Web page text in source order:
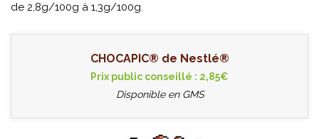
de 2,8g/100g à 1,3g/100g.
CHOCAPIC® de Nestlé®
Prix public conseillé : 2,85€
Disponible en GMS